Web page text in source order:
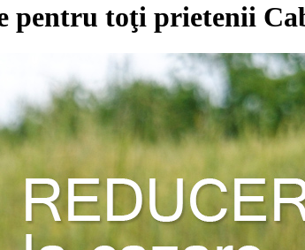
pentru toţi prietenii